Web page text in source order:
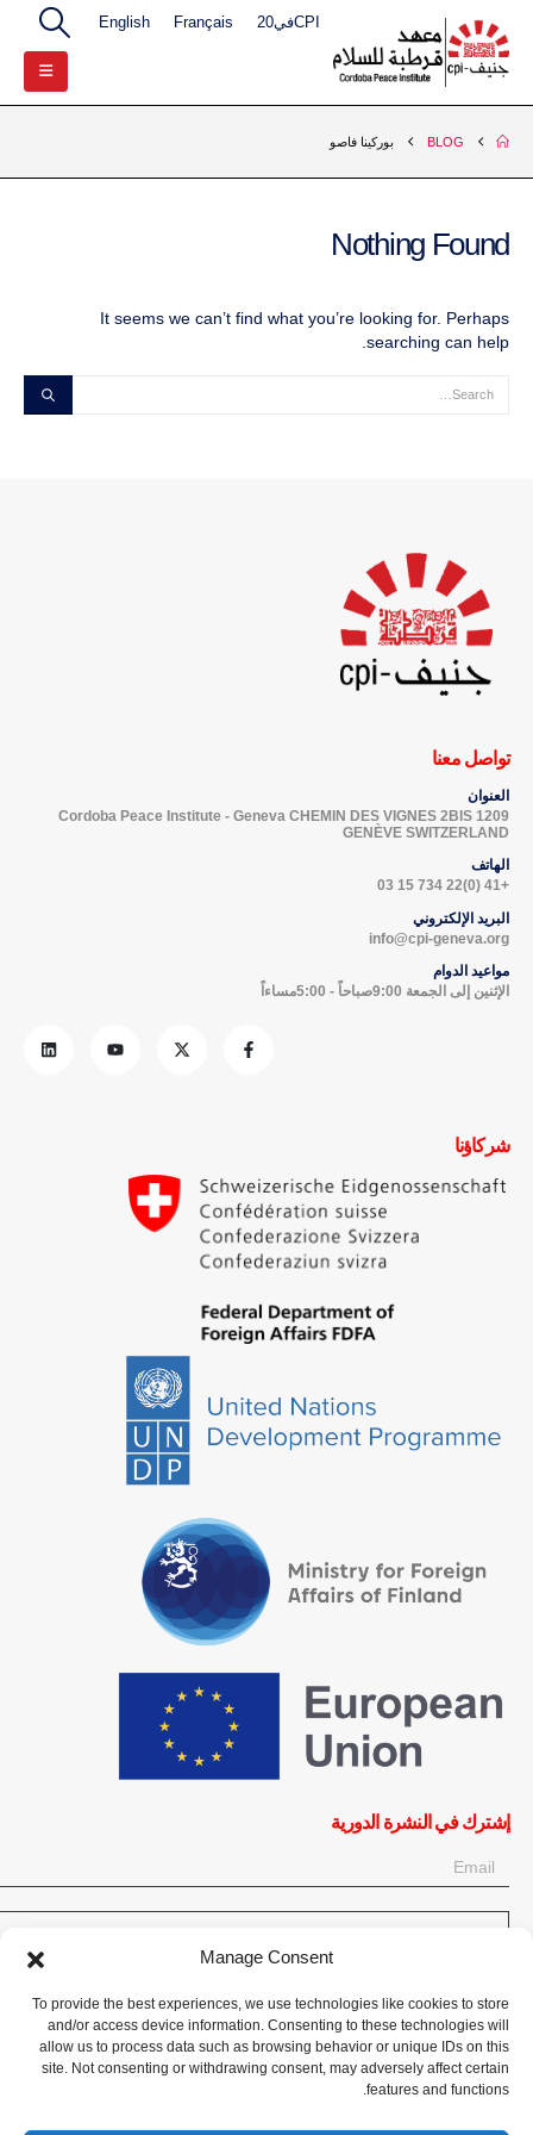
Manage Consent
To provide the best experiences, we use technologies like cookies to store
and/or access device information. Consenting to these technologies will
allow us to process data such as browsing behavior or unique IDs on this
site. Not consenting or withdrawing consent, may adversely affect certain
features and functions.
CPIفي20 Français
English
BLOG بوركينا فاصو
Nothing Found
It seems we can’t find what you’re looking for. Perhaps
searching can help.
تواصل معنا
العنوان
Cordoba Peace Institute - Geneva CHEMIN DES VIGNES 2BIS 1209
GENÈVE SWITZERLAND
الهاتف
+41 (0)22 734 15 03
البريد الإلكتروني
info@cpi-geneva.org
مواعيد الدوام
الإثنين إلى الجمعة 9:00صباحاً - 5:00مساءاً
شركاؤنا
إشترك في النشرة الدورية
على النشرة الإخبارية:
تبرع الآن